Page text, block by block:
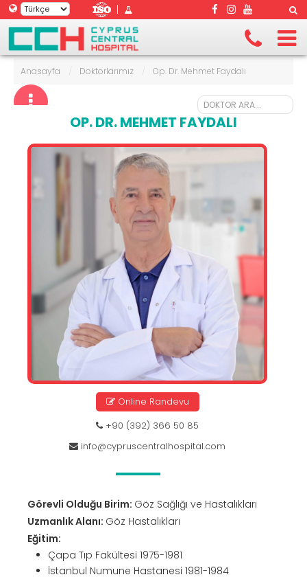
Anasayfa / Doktorlarımız / Op. Dr. Mehmet Faydalı
OP. DR. MEHMET FAYDALI
Online Randevu
+90 (392) 366 50 85
info@cypruscentralhospital.com
Görevli Olduğu Birim: Göz Sağlığı ve Hastalıkları
Uzmanlık Alanı: Göz Hastalıkları
Eğitim:
Çapa Tıp Fakültesi 1975-1981
İstanbul Numune Hastanesi 1981-1984